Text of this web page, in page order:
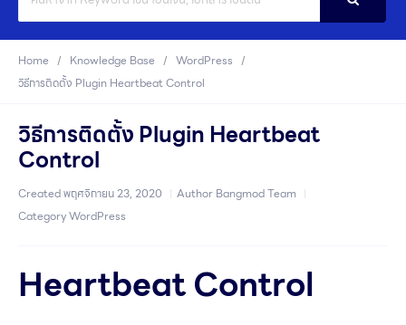
For
Home Knowledge Base
WordPress
วิธีการติดตั้ง Plugin Heartbeat Control
วิธีการติดตั้ง Plugin Heartbeat
Control
Createdพฤศจิกายน 23, 2020 Author Bangmod Team
CategoryWordPress
Heartbeat Control